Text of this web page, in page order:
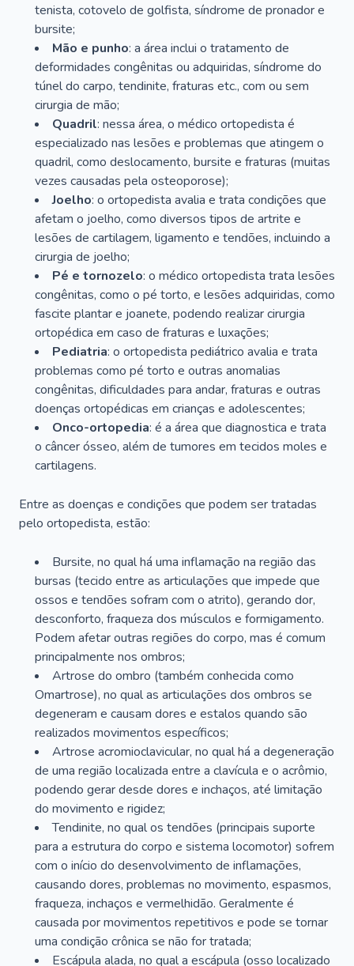
tenista, cotovelo de golfista, síndrome de pronador e
bursite;
Mão e punho: a área inclui o tratamento de
deformidades congênitas ou adquiridas, síndrome do
túnel do carpo, tendinite, fraturas etc., com ou sem
cirurgia de mão;
Quadril: nessa área, o médico ortopedista é
especializado nas lesões e problemas que atingem o
quadril, como deslocamento, bursite e fraturas (muitas
vezes causadas pela osteoporose);
Joelho: o ortopedista avalia e trata condições que
afetam o joelho, como diversos tipos de artrite e
lesões de cartilagem, ligamento e tendões, incluindo a
cirurgia de joelho;
Pé e tornozelo: o médico ortopedista trata lesões
congênitas, como o pé torto, e lesões adquiridas, como
fascite plantar e joanete, podendo realizar cirurgia
ortopédica em caso de fraturas e luxações;
Pediatria: o ortopedista pediátrico avalia e trata
problemas como pé torto e outras anomalias
congênitas, dificuldades para andar, fraturas e outras
doenças ortopédicas em crianças e adolescentes;
Onco-ortopedia: é a área que diagnostica e trata
o câncer ósseo, além de tumores em tecidos moles e
cartilagens.
Entre as doenças e condições que podem ser tratadas
pelo ortopedista, estão:
Bursite, no qual há uma inflamação na região das
bursas (tecido entre as articulações que impede que
ossos e tendões sofram com o atrito), gerando dor,
desconforto, fraqueza dos músculos e formigamento.
Podem afetar outras regiões do corpo, mas é comum
principalmente nos ombros;
Artrose do ombro (também conhecida como
Omartrose), no qual as articulações dos ombros se
degeneram e causam dores e estalos quando são
realizados movimentos específicos;
Artrose acromioclavicular, no qual há a degeneração
de uma região localizada entre a clavícula e o acrômio,
podendo gerar desde dores e inchaços, até limitação
do movimento e rigidez;
Tendinite, no qual os tendões (principais suporte
para a estrutura do corpo e sistema locomotor) sofrem
com o início do desenvolvimento de inflamações,
causando dores, problemas no movimento, espasmos,
fraqueza, inchaços e vermelhidão. Geralmente é
causada por movimentos repetitivos e pode se tornar
uma condição crônica se não for tratada;
Escápula alada, no qual a escápula (osso localizado